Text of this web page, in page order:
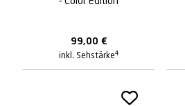
99,00 €
inkl. Sehstärke4